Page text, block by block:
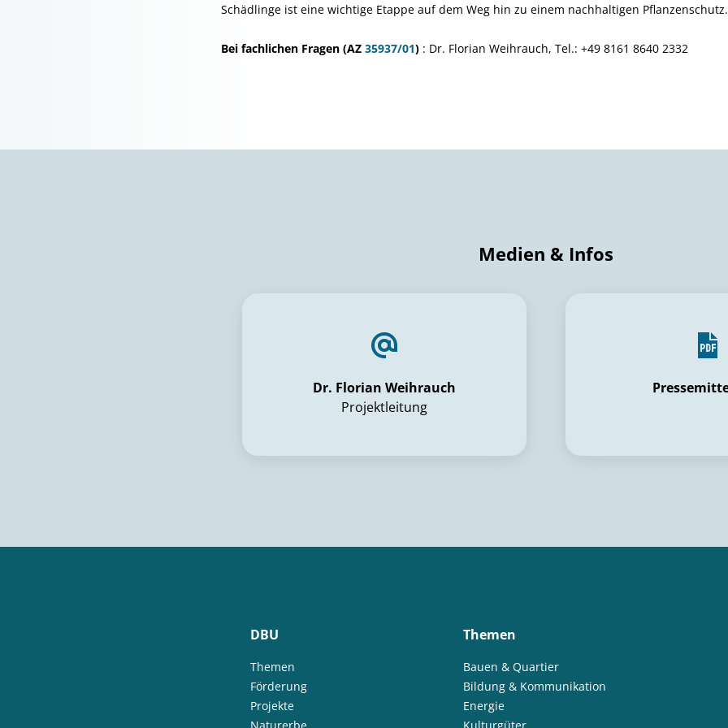
Schädlinge ist eine wichtige Etappe auf dem Weg hin zu einem nachhaltigen
Bei fachlichen Fragen (AZ 35937/01) : Dr. Florian Weihrauch, Tel.: +49 8161 8640 2332
Medien & Infos
Dr. Florian Weihrauch
Projektleitung
DBU
Themen
Förderung
Projekte
Themen
Bauen & Quartier
Bildung & Kommunikation
Energie